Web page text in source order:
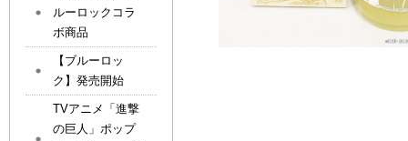
ルーロックコラ
ボ商品
【ブルーロッ
ク】発売開始
TVアニメ「進撃
の巨人」ポップ